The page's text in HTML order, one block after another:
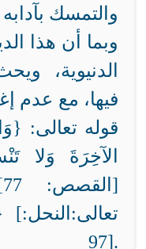
والتمسك
وبما أن هذا
الدنيوية،
فيها، مع عدم
قوله تعالى:
الآخِرَةَ وَلا
تعالى:
97].